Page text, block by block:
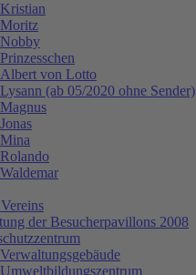
Kristian
Moritz
Nobby
Prinzesschen
Albert von Lotto
Lysann (ab 05/2020 ohne Sender)
Magnus
Jonas
Mina
Rolando
Waldemar
der Besucherpavillons 2008
Verwaltungsgebäude
Umweltbildungszentrum